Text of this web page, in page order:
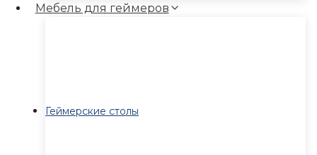
Мебель для геймеров
Геймерские столы